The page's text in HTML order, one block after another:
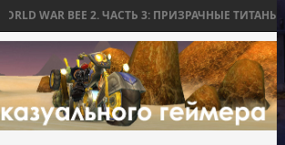
WAR BEE 2. ЧАСТЬ 3: ПРИЗРАЧНЫЕ ТИТАНЫ И